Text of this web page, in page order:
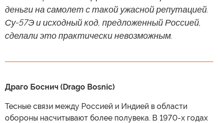
деньги на самолет с такой ужасной репутацией.
Су-57Э и исходный код, предложенный Россией,
сделали это практически невозможным.
Драго Боснич (Drago Bosnic)
Тесные связи между Россией и Индией в области
обороны насчитывают более полувека. В 1970-х годах